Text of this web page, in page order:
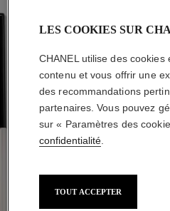
LES COOKIES SUR
CHANEL utilise des
contenu et vous offrir une
des recommandations
partenaires. Vous pouvez
sur « Paramètres des
confidentialité
TOUT ACCEPTER